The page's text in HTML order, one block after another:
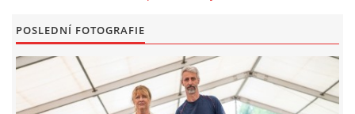
KONTAKT
POSLEDNÍ FOTOGRAFIE